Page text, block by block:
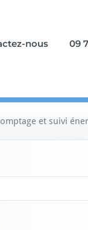
nous 09
et suivi